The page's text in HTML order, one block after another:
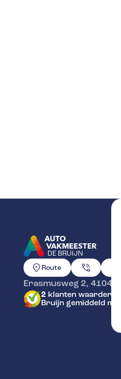
DE BRUIJN
GA NAAR DE
Route
Erasmusweg 2, 4104
2 klanten
Bruijn gemiddeld met